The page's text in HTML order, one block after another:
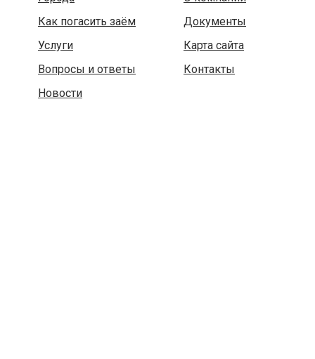
Как погасить заём
Документы
Услуги
Карта сайта
Вопросы и ответы
Контакты
Новости